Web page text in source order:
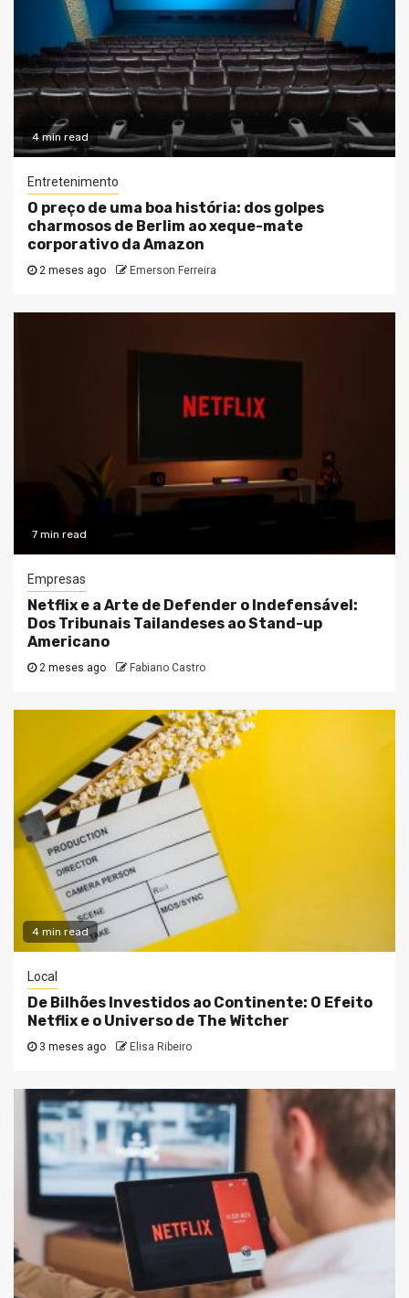
4 min read
Entretenimento
O preço de uma boa história: dos golpes
charmosos de Berlim ao xeque-mate
corporativo da Amazon
2 meses ago Emerson Ferreira
7 min read
Empresas
Netflix e a Arte de Defender o Indefensável:
Dos Tribunais Tailandeses ao Stand-up
Americano
2 meses ago Fabiano Castro
4 min read
Local
De Bilhões Investidos ao Continente: O Efeito
Netflix e o Universo de The Witcher
3 meses ago Elisa Ribeiro